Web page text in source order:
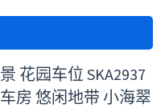
花园车位 SKA2937
房 悠闲地带 小海翠